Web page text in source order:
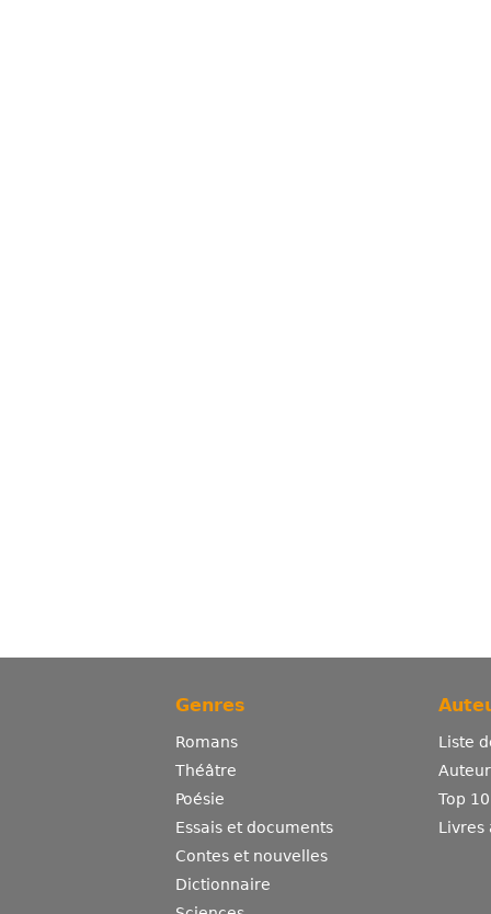
Genres
Romans
Théâtre
Poésie
Essais et documents
Contes et nouvelles
Dictionnaire
Liste
Top
Livres